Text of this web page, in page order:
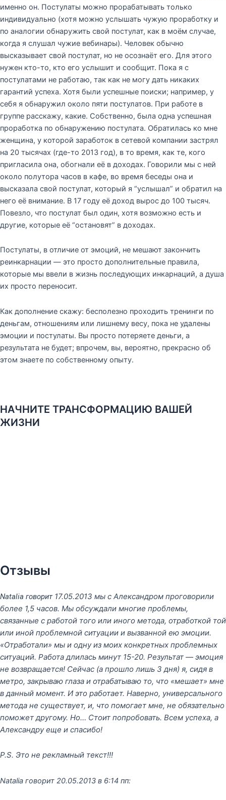
именно он. Постулаты можно прорабатывать только
индивидуально (хотя можно услышать чужую проработку и
по аналогии обнаружить свой постулат, как в моём случае,
когда я слушал чужие вебинары). Человек обычно
высказывает свой постулат, но не осознаёт его. Для этого
нужен кто-то, кто его услышит и сообщит. Пока я с
постулатами не работаю, так как не могу дать никаких
гарантий успеха. Хотя были успешные поиски; например, у
себя я обнаружил около пяти постулатов. При работе в
группе расскажу, какие. Собственно, была одна успешная
проработка по обнаружению постулата. Обратилась ко мне
женщина, у которой заработок в сетевой компании застрял
на 20 тысячах (где-то 2013 год), в то время, как те, кого
пригласила она, обогнали её в доходах. Говорили мы с ней
около полутора часов в кафе, во время беседы она и
высказала свой постулат, который я “услышал” и обратил на
него её внимание. В 17 году её доход вырос до 100 тысяч.
Повезло, что постулат был один, хотя возможно есть и
другие, которые её “остановят” в доходах.
Постулаты, в отличие от эмоций, не мешают закончить
реинкарнации — это просто дополнительные правила,
которые мы ввели в жизнь последующих инкарнаций, а душа
их просто переносит.
Как дополнение скажу: бесполезно проходить тренинги по
деньгам, отношениям или лишнему весу, пока не удалены
эмоции и постулаты. Вы просто потеряете деньги, а
результата не будет; впрочем, вы, вероятно, прекрасно об
этом знаете по собственному опыту.
НАЧНИТЕ ТРАНСФОРМАЦИЮ ВАШЕЙ
ЖИЗНИ
Отзывы
Natalia говорит 17.05.2013 мы с Александром проговорили
более 1,5 часов. Мы обсуждали многие проблемы,
связанные с работой того или иного метода, отработкой той
или иной проблемной ситуации и вызванной ею эмоции.
«Отработали» мы и одну из моих конкретных проблемных
ситуаций. Работа длилась минут 15-20. Результат — эмоция
не возвращается! Сейчас (а прошло лишь 3 дня) я, сидя в
метро, закрываю глаза и отрабатываю то, что «мешает» мне
в данный момент. И это работает. Наверно, универсального
метода не существует, и, что помогает мне, не обязательно
поможет другому. Но… Стоит попробовать. Всем успеха, а
Александру еще и спасибо!
P.S. Это не рекламный текст!!!
Natalia говорит 20.05.2013 в 6:14 пп: